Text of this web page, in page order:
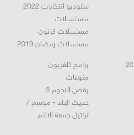
ستوديو انتخابات 2022
مـسـلسـلات
مسلسلات كرتون
مسلسلات رمضان 2019
برامج تلفزيون
منوعات
رقص النجوم 3
حديث البلد - موسم 7
تراتيل جمعة الالام